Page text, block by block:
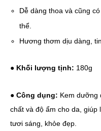
Dễ dàng thoa và cũng
thể.
Hương thơm dịu dàng,
● Khối lượng tịnh: 180g
● Công dụng: Kem dưỡng
chất và độ ẩm cho da, giúp
tươi sáng, khỏe đẹp.